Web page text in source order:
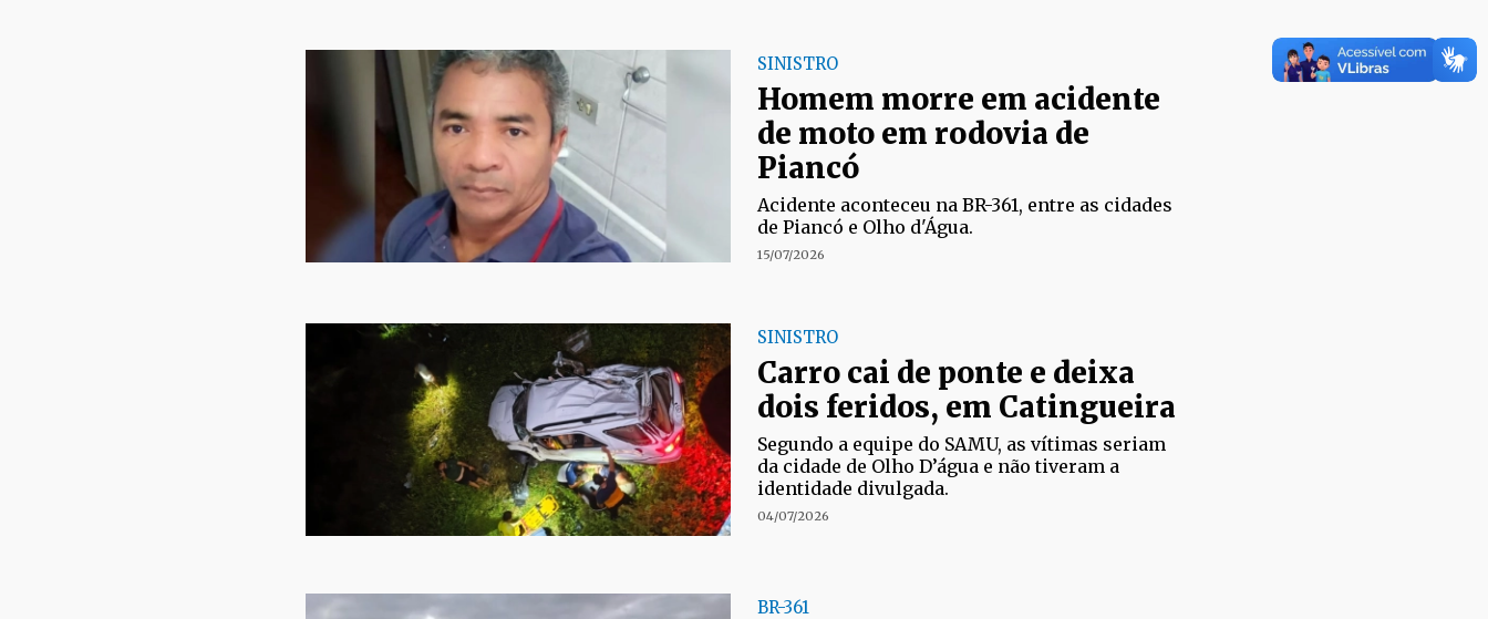
SINISTRO
Homem morre em acidente
de moto em rodovia de
Piancó
Acidente aconteceu na BR-361, entre as cidades
de Piancó e Olho d'Água.
15/07/2026
SINISTRO
Carro cai de ponte e deixa
dois feridos, em Catingueira
Segundo a equipe do SAMU, as vítimas seriam
da cidade de Olho D’água e não tiveram a
identidade divulgada.
04/07/2026
BR-361